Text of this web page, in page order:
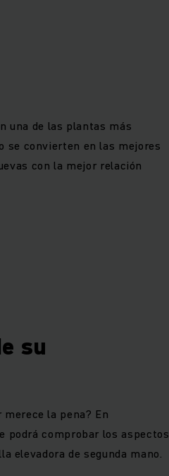
una de las plantas más
se convierten en las mejores
con la mejor relación
su
la pena? En
podrá comprobar los aspectos
elevadora de segunda mano.